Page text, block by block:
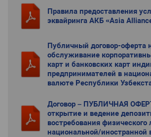
Правила предоставления
эквайринга АКБ «Asia
Публичный договор-оферта
обслуживание
карт и банковских карт
предпринимателей в
валюте Республики
Договор – ПУБЛИЧНАЯ
открытие и ведение
востребования физического
национальной/иностранной